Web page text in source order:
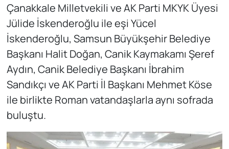
Çanakkale Milletvekili ve AK Parti MKYK Üyesi
Jülide İskenderoğlu ile eşi Yücel
İskenderoğlu, Samsun Büyükşehir Belediye
Başkanı Halit Doğan, Canik Kaymakamı Şeref
Aydın, Canik Belediye Başkanı İbrahim
Sandıkçı ve AK Parti İl Başkanı Mehmet Köse
ile birlikte Roman vatandaşlarla aynı sofrada
buluştu.